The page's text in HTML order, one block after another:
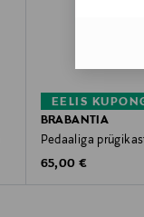
EELIS
BRABANTIA
Pedaaliga
Original Price
65,00 €